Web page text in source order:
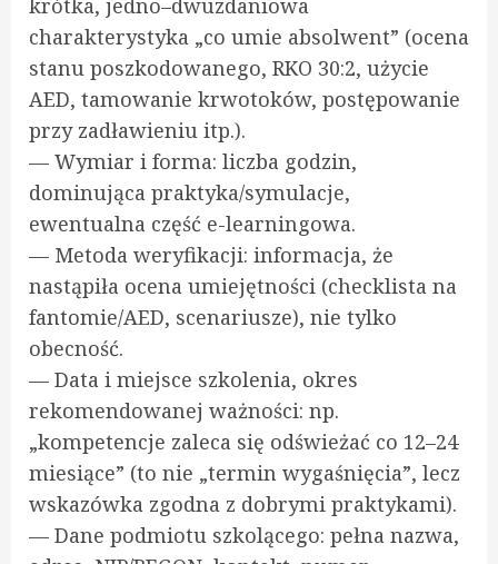
krótka, jedno–dwuzdaniowa
charakterystyka „co umie absolwent” (ocena
stanu poszkodowanego, RKO 30:2, użycie
AED, tamowanie krwotoków, postępowanie
przy zadławieniu itp.).
— Wymiar i forma: liczba godzin,
dominująca praktyka/symulacje,
ewentualna część e-learningowa.
— Metoda weryfikacji: informacja, że
nastąpiła ocena umiejętności (checklista na
fantomie/AED, scenariusze), nie tylko
obecność.
— Data i miejsce szkolenia, okres
rekomendowanej ważności: np.
„kompetencje zaleca się odświeżać co 12–24
miesiące” (to nie „termin wygaśnięcia”, lecz
wskazówka zgodna z dobrymi praktykami).
— Dane podmiotu szkolącego: pełna nazwa,